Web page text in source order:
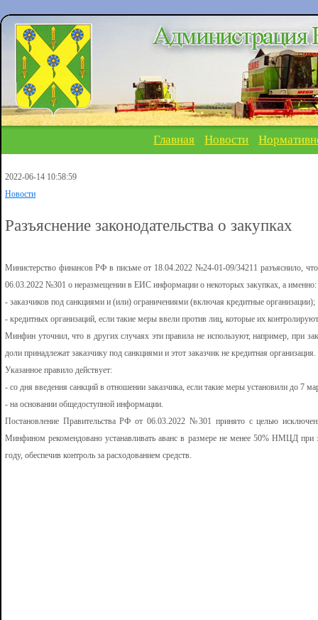
Главная Новости
2022-06-14 10:58:59
Новости
Разъяснение законодательства о закупках
Министерство финансов РФ в письме от 18.04.2022 №24-01-09/34211 разъяснило, что
06.03.2022 №301 о неразмещении в ЕИС информации о некоторых закупках, а именно:
- заказчиков под санкциями и (или) ограничениями (включая кредитные организации);
- кредитных организаций, если такие меры ввели против лиц, которые их
Минфин уточнил, что в других случаях эти правила не используют, например, при
доли принадлежат заказчику под санкциями и этот заказчик не кредитная организация.
Указанное правило действует:
- со дня введения санкций в отношении заказчика, если такие меры установили до 7
- на основании общедоступной информации.
Постановление Правительства РФ от 06.03.2022 №301 принято с целью
Минфином рекомендовано устанавливать аванс в размере не менее 50% НМЦД
году, обеспечив контроль за расходованием средств.